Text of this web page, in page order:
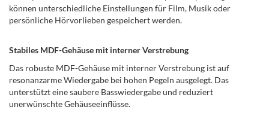
können unterschiedliche Einstellungen für Film, Musik oder
persönliche Hörvorlieben gespeichert werden.
Stabiles MDF-Gehäuse mit interner Verstrebung
Das robuste MDF-Gehäuse mit interner Verstrebung ist auf
resonanzarme Wiedergabe bei hohen Pegeln ausgelegt. Das
unterstützt eine saubere Basswiedergabe und reduziert
unerwünschte Gehäuseeinflüsse.